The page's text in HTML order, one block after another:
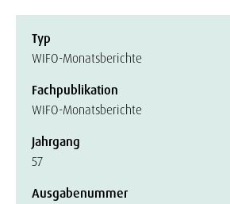
Typ
WIFO-Monatsberichte
Fachpublikation
WIFO-Monatsberichte
Jahrgang
57
Ausgabenummer